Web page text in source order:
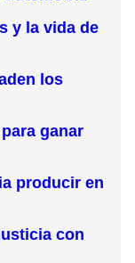
y la vida de
los
ganar
producir en
con